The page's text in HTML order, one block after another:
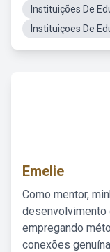
Instituições De
Instituiçoes De
Emelie
Como mentor,
desenvolvimento
empregando
conexões